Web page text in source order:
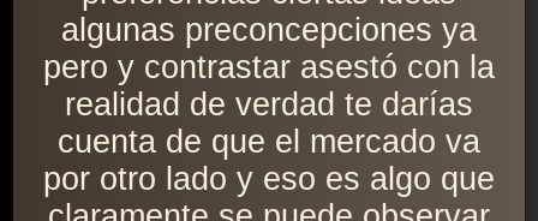
algunas preconcepciones ya
pero y contrastar asestó con la
realidad de verdad te darías
cuenta de que el mercado va
por otro lado y eso es algo que